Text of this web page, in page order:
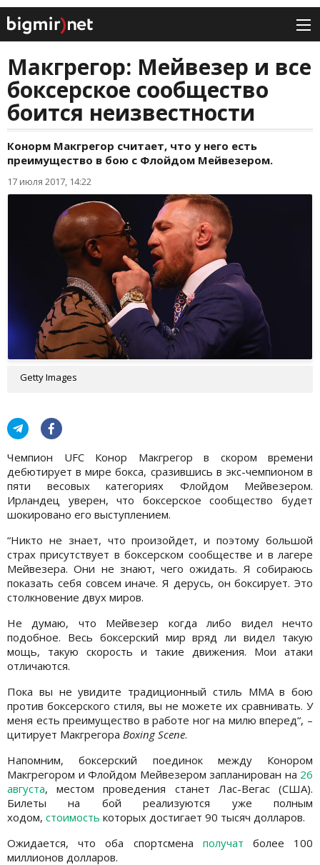
Макгрегор: Мейвезер и все
боксерское сообщество
боится неизвестности
Конорм Макгрегор считает, что у него есть
преимущество в бою с Флойдом Мейвезером.
17 июля 2017, 14:22
Getty Images
Чемпион UFC Конор Макгрегор в скором времени
дебютирует в мире бокса, сразившись в экс-чемпионом в
пяти весовых категориях Флойдом Мейвезером.
Ирландец уверен, что боксерское сообщество будет
шокировано его выступлением.
“Никто не знает, что произойдет, и поэтому большой
страх присутствует в боксерском сообществе и в лагере
Мейвезера. Они не знают, чего ожидать. Я собираюсь
показать себя совсем иначе. Я дерусь, он боксирует. Это
столкновение двух миров.
Не думаю, что Мейвезер когда либо видел нечто
подобное. Весь боксерский мир вряд ли видел такую
мощь, такую скорость и такие движения. Мои атаки
отличаются.
Пока вы не увидите традиционный стиль ММА в бою
против боксерского стиля, вы не можете их сравнивать. У
меня есть преимущество в работе ног на милю вперед“, –
цитирует Макгрегора Boxing Scene.
Напомним, боксерский поединок между Конором
Макгрегором и Флойдом Мейвезером запланирован на 26
августа, местом проведения станет Лас-Вегас (США).
Билеты на бой реализуются уже полным
ходом, стоимость которых достигает 90 тысяч долларов.
Ожидается, что оба спортсмена получат более 100
миллионов долларов.